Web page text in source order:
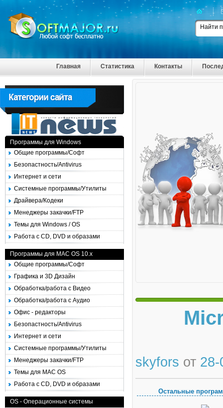
Главная Статистика Контакты
Программы для Windows
Общие программы/Софт
Безопастность/Antivirus
Интернет и сети
Системные программы/Утилиты
Драйвера/Кодеки
Менеджеры закачки/FTP
Темы для Windows / OS
Работа с CD, DVD и образами
Программы для MAC OS 10.x
Общие программы/Софт
Графика и 3D Дизайн
Обработка/работа с Видео
Обработка/работа с Аудио
Офис - редакторы
Безопастность/Antivirus
Интернет и сети
Системные программы/Утилиты
Менеджеры закачки/FTP
Темы для MAC OS
Работа с CD, DVD и образами
OS - Операционные системы
skyfors от 28-
Остальные